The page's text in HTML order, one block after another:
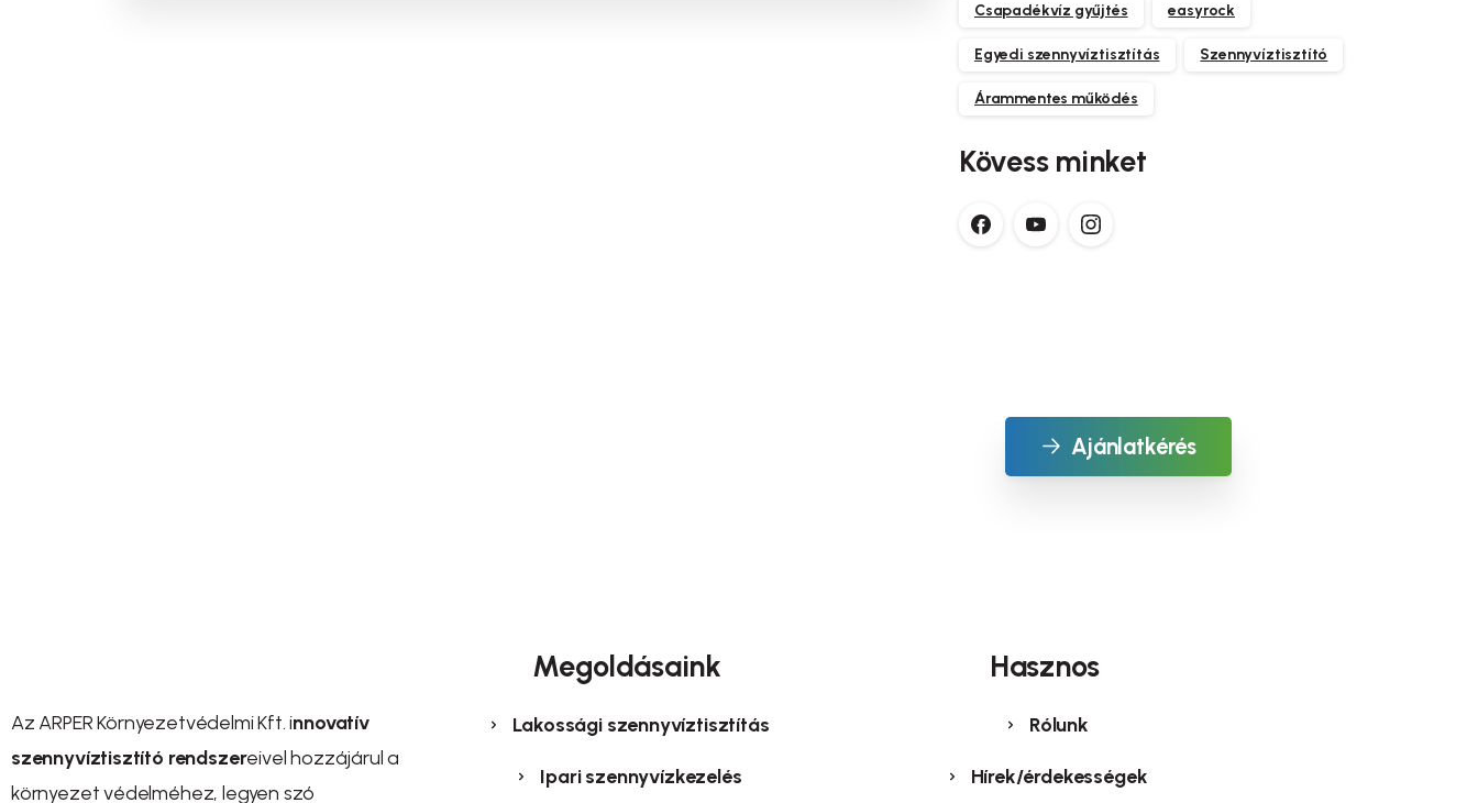
Csapadékvíz gyűjtés easyrock
Egyedi szennyvíztisztítás Szennyvíztisztító
Árammentes működés
Kövess minket
Ajánlatkérés
Az ARPER Környezetvédelmi Kft. innovatív
szennyvíztisztító rendszereivel hozzájárul a
környezet védelméhez, legyen szó
Megoldásaink
Lakossági szennyvíztisztítás
Ipari szennyvízkezelés
Hasznos
Rólunk
Hírek/érdekességek